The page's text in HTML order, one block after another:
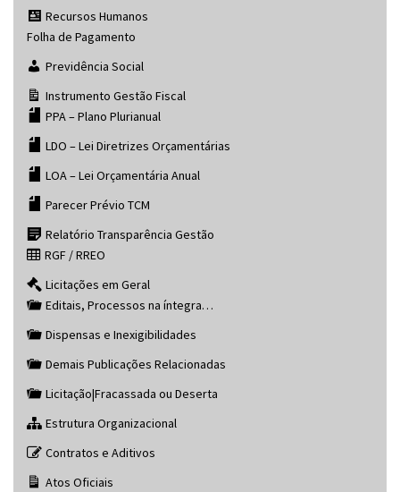
Recursos Humanos
Folha de Pagamento
Previdência Social
Instrumento Gestão Fiscal
PPA – Plano Plurianual
LDO – Lei Diretrizes Orçamentárias
LOA – Lei Orçamentária Anual
Parecer Prévio TCM
Relatório Transparência Gestão
RGF / RREO
Licitações em Geral
Editais, Processos na íntegra…
Dispensas e Inexigibilidades
Demais Publicações Relacionadas
Licitação|Fracassada ou Deserta
Estrutura Organizacional
Contratos e Aditivos
Atos Oficiais